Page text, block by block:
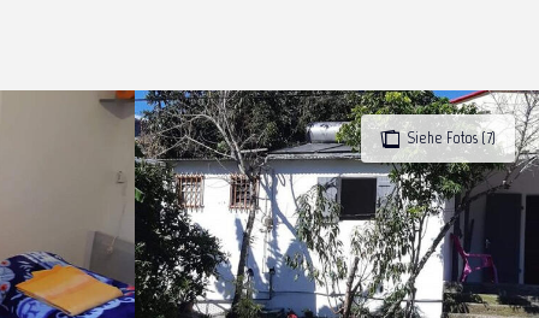
Siehe Fotos (7)